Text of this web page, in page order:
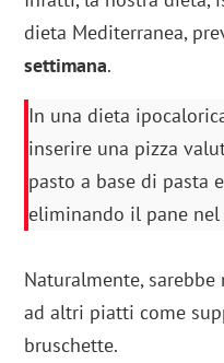
dieta Mediterranea,
settimana.
In una dieta
inserire una pizza
pasto a base di pasta
eliminando il pane
Naturalmente,
ad altri piatti come
bruschette.